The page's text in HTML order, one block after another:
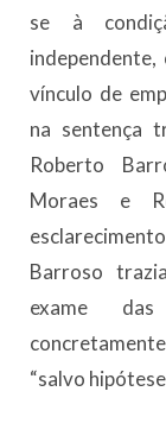
se à
vínculo de
na sentença
Roberto
Moraes e
Barroso
exame
“salvo